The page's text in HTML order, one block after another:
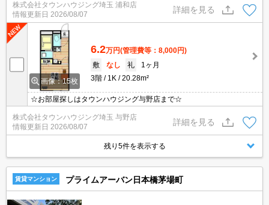
株式会社タウンハウジング埼玉 浦和店
情報更新日 2026/08/07
詳細を見る
画像：15枚
6.2万円(管理費等：8,000円)
敷
なし 礼
1ヶ月
3階
1K 20.28m²
☆お部屋探しはタウンハウジング与野店まで☆
株式会社タウンハウジング埼玉 与野店
情報更新日 2026/08/07
詳細を見る
残り5件を表示する
賃貸マンション プライムアーバン日本橋茅場町